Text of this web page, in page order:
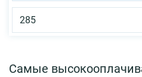
285
Самые